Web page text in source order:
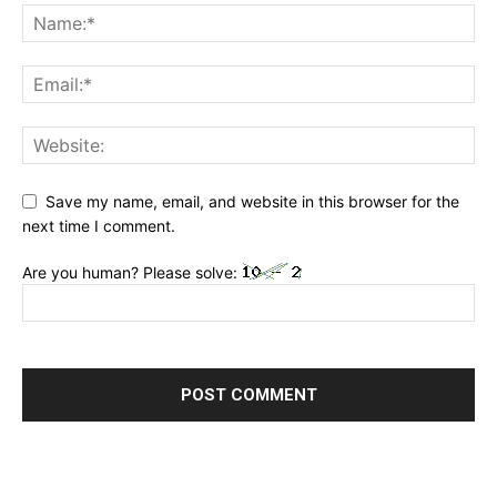
Save my name, email, and website in this browser for the
next time I comment.
Are you human? Please solve: